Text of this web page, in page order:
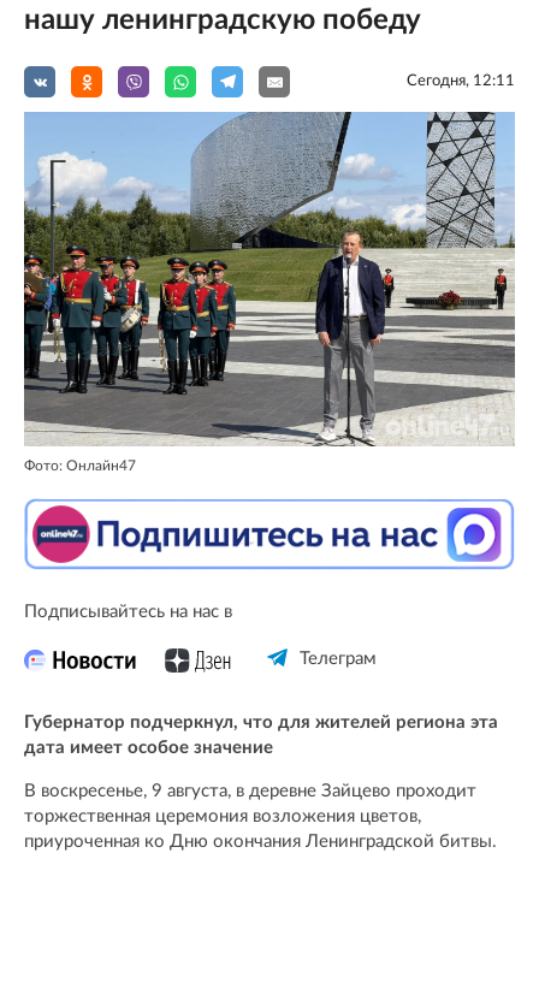
нашу ленинградскую победу
Сегодня, 12:11
Фото: Онлайн47
Подписывайтесь на нас в
Телеграм
Губернатор подчеркнул, что для жителей региона эта
дата имеет особое значение
В воскресенье, 9 августа, в деревне Зайцево проходит
торжественная церемония возложения цветов,
приуроченная ко Дню окончания Ленинградской битвы.